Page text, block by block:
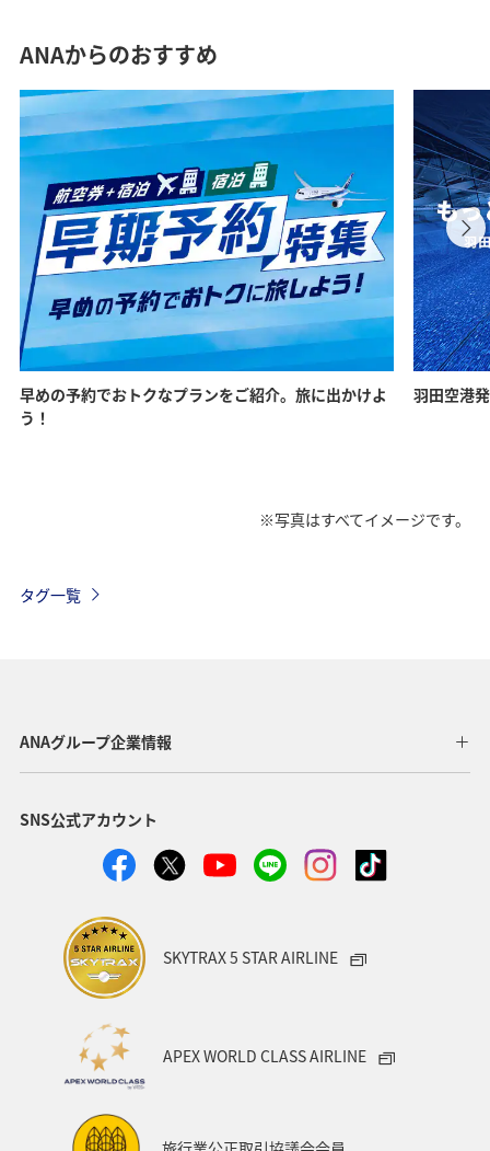
ANAからのおすすめ
早めの予約でおトクなプランをご紹介。旅に出かけよ
う！
羽田空港
※写真はすべてイメージです。
タグ一覧
ANAグループ企業情報
SNS公式アカウント
SKYTRAX 5 STAR AIRLINE
APEX WORLD CLASS AIRLINE